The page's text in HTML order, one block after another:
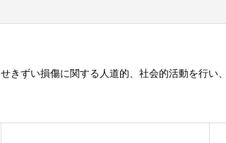
せきずい損傷に関する人道的、社会的活動を行い